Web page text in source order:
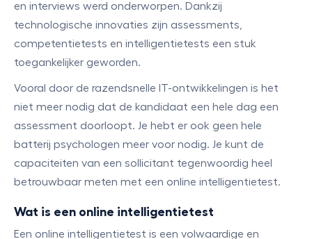
en interviews werd onderworpen. Dankzij
technologische innovaties zijn assessments,
competentietests en intelligentietests een stuk
toegankelijker geworden.
Vooral door de razendsnelle IT-ontwikkelingen is het
niet meer nodig dat de kandidaat een hele dag een
assessment doorloopt. Je hebt er ook geen hele
batterij psychologen meer voor nodig. Je kunt de
capaciteiten van een sollicitant tegenwoordig heel
betrouwbaar meten met een online intelligentietest.
Wat is een online intelligentietest
Een online intelligentietest is een volwaardige en